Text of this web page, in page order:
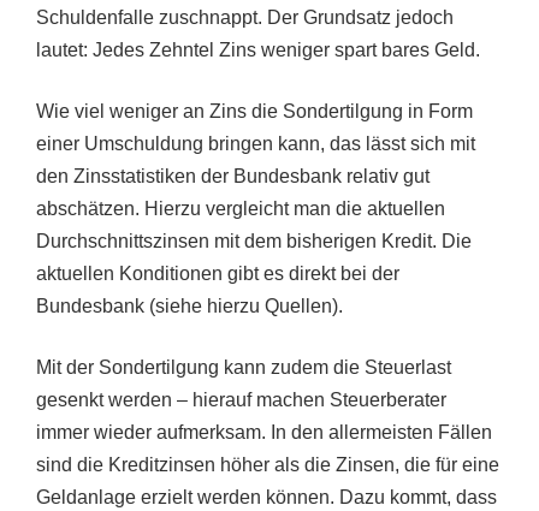
Schuldenfalle zuschnappt. Der Grundsatz jedoch
lautet: Jedes Zehntel Zins weniger spart bares Geld.
Wie viel weniger an Zins die Sondertilgung in Form
einer Umschuldung bringen kann, das lässt sich mit
den Zinsstatistiken der Bundesbank relativ gut
abschätzen. Hierzu vergleicht man die aktuellen
Durchschnittszinsen mit dem bisherigen Kredit. Die
aktuellen Konditionen gibt es direkt bei der
Bundesbank (siehe hierzu Quellen).
Mit der Sondertilgung kann zudem die Steuerlast
gesenkt werden – hierauf machen Steuerberater
immer wieder aufmerksam. In den allermeisten Fällen
sind die Kreditzinsen höher als die Zinsen, die für eine
Geldanlage erzielt werden können. Dazu kommt, dass